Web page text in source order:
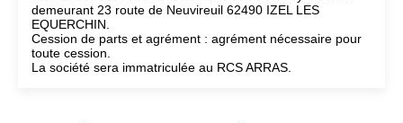
demeurant 23 route de Neuvireuil 62490 IZEL LES
EQUERCHIN.
Cession de parts et agrément : agrément nécessaire pour
toute cession.
La société sera immatriculée au RCS ARRAS.